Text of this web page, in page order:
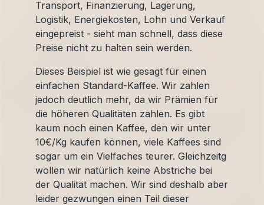
Transport, Finanzierung, Lagerung,
Logistik, Energiekosten, Lohn und Verkauf
eingepreist - sieht man schnell, dass diese
Preise nicht zu halten sein werden.
Dieses Beispiel ist wie gesagt für einen
einfachen Standard-Kaffee. Wir zahlen
jedoch deutlich mehr, da wir Prämien für
die höheren Qualitäten zahlen. Es gibt
kaum noch einen Kaffee, den wir unter
10€/Kg kaufen können, viele Kaffees sind
sogar um ein Vielfaches teurer. Gleichzeitg
wollen wir natürlich keine Abstriche bei
der Qualität machen. Wir sind deshalb aber
leider gezwungen einen Teil dieser